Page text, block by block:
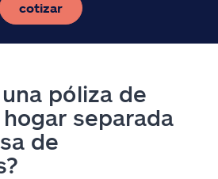
cotizar
póliza de
separada
de